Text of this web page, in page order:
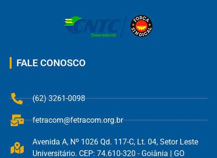
FALE CONOSCO
(62) 3261-0098
fetracom@fetracom.org.br
Avenida A, Nº 1026 Qd. 117-C, Lt. 04, Setor Leste
Universitário. CEP: 74.610-320 - Goiânia | GO